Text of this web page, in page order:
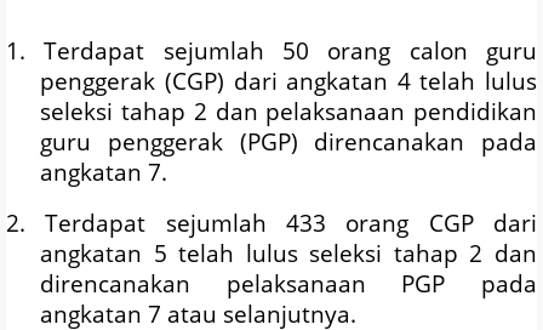
1. Terdapat sejumlah 50 orang calon guru
penggerak (CGP) dari angkatan 4 telah lulus
seleksi tahap 2 dan pelaksanaan pendidikan
guru penggerak (PGP) direncanakan pada
angkatan 7.
2. Terdapat sejumlah 433 orang CGP dari
angkatan 5 telah lulus seleksi tahap 2 dan
direncanakan pelaksanaan PGP pada
angkatan 7 atau selanjutnya.